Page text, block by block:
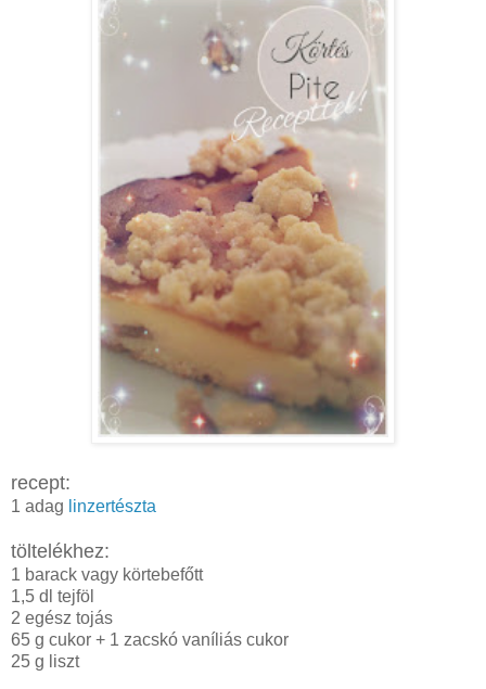
recept:
1 adag linzertészta
töltelékhez:
1 barack vagy körtebefőtt
1,5 dl tejföl
2 egész tojás
65 g cukor + 1 zacskó vaníliás cukor
25 g liszt